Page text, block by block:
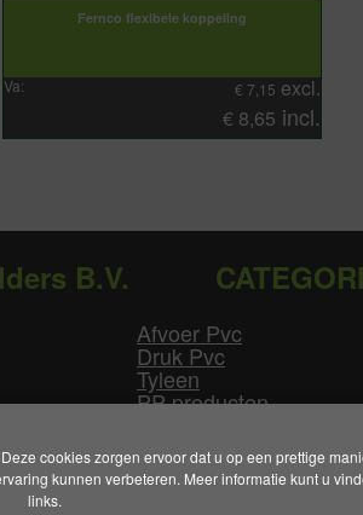
cookies zorgen ervoor dat u op een prettige
kunnen verbeteren. Meer informatie kunt u
links.
Fernco flexibele koppeling
Va: € 7,15 excl.
€ 8,65 incl.
B.V.
Afvoer Pvc
Druk Pvc
Tyleen
PP producten
GLW producten